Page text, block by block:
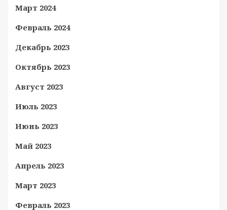
Март 2024
Февраль 2024
Декабрь 2023
Октябрь 2023
Август 2023
Июль 2023
Июнь 2023
Май 2023
Апрель 2023
Март 2023
Февраль 2023